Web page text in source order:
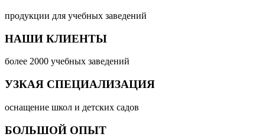
продукции для учебных заведений
НАШИ КЛИЕНТЫ
более 2000 учебных заведений
УЗКАЯ СПЕЦИАЛИЗАЦИЯ
оснащение школ и детских садов
БОЛЬШОЙ ОПЫТ